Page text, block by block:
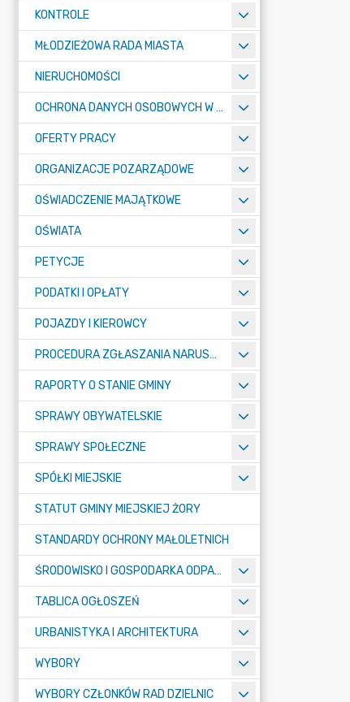
KONTROLE
MŁODZIEŻOWA RADA MIASTA
NIERUCHOMOŚCI
OCHRONA DANYCH OSOBOWYCH W URZĘDZIE MIASTA ŻORY - RODO
OFERTY PRACY
ORGANIZACJE POZARZĄDOWE
OŚWIADCZENIE MAJĄTKOWE
OŚWIATA
PETYCJE
PODATKI I OPŁATY
POJAZDY I KIEROWCY
PROCEDURA ZGŁASZANIA NARUSZEŃ PRAWA
RAPORTY O STANIE GMINY
SPRAWY OBYWATELSKIE
SPRAWY SPOŁECZNE
SPÓŁKI MIEJSKIE
STATUT GMINY MIEJSKIEJ ŻORY
STANDARDY OCHRONY MAŁOLETNICH
ŚRODOWISKO I GOSPODARKA ODPADAMI
TABLICA OGŁOSZEŃ
URBANISTYKA I ARCHITEKTURA
WYBORY
WYBORY CZŁONKÓW RAD DZIELNIC